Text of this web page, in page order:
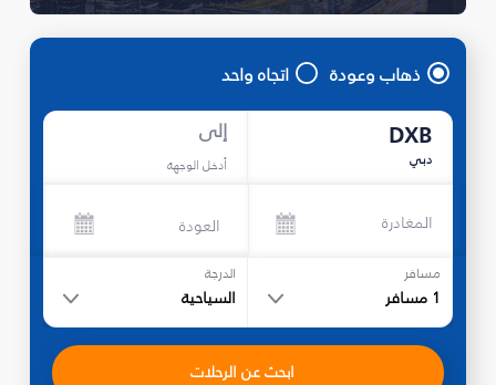
ذهاب وعودة اتجاه واحد
DXB
دبي
إلى
أدخل الوجهة
المغادرة العودة
مسافر
1 مسافر
الدرجة
السياحية
ابحث عن الرحلات